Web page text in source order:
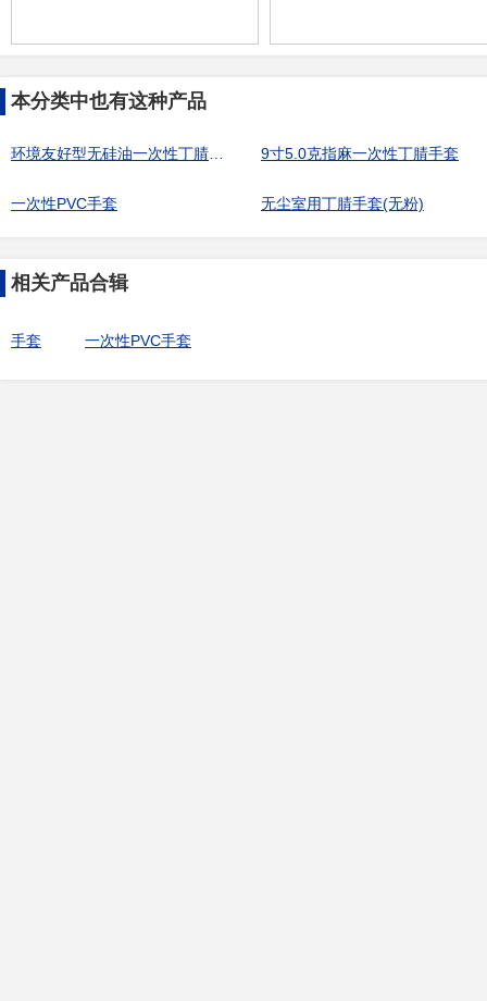
本分类中也有这种产品
9寸5.0克指麻一次性丁腈手套
一次性PVC手套 无尘室用丁腈手套(无粉)
相关产品合辑
手套 一次性PVC手套